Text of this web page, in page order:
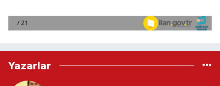
Yazarlar